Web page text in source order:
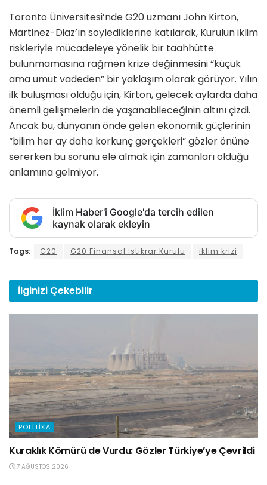
Toronto Üniversitesi’nde G20 uzmanı John Kirton,
Martinez-Diaz’ın söylediklerine katılarak, Kurulun iklim
riskleriyle mücadeleye yönelik bir taahhütte
bulunmamasına rağmen krize değinmesini “küçük
ama umut vadeden” bir yaklaşım olarak görüyor. Yılın
ilk buluşması olduğu için, Kirton, gelecek aylarda daha
önemli gelişmelerin de yaşanabileceğinin altını çizdi.
Ancak bu, dünyanın önde gelen ekonomik güçlerinin
“bilim her ay daha korkunç gerçekleri” gözler önüne
sererken bu sorunu ele almak için zamanları olduğu
anlamına gelmiyor.
İklim Haber'i Google'da tercih edilen
kaynak olarak ekleyin
Tags: G20 G20 Finansal İstikrar Kurulu iklim krizi
İlginizi Çekebilir
POLITIKA
Kuraklık Kömürü de Vurdu: Gözler Türkiye’ye Çevrildi
7 AĞUSTOS 2026